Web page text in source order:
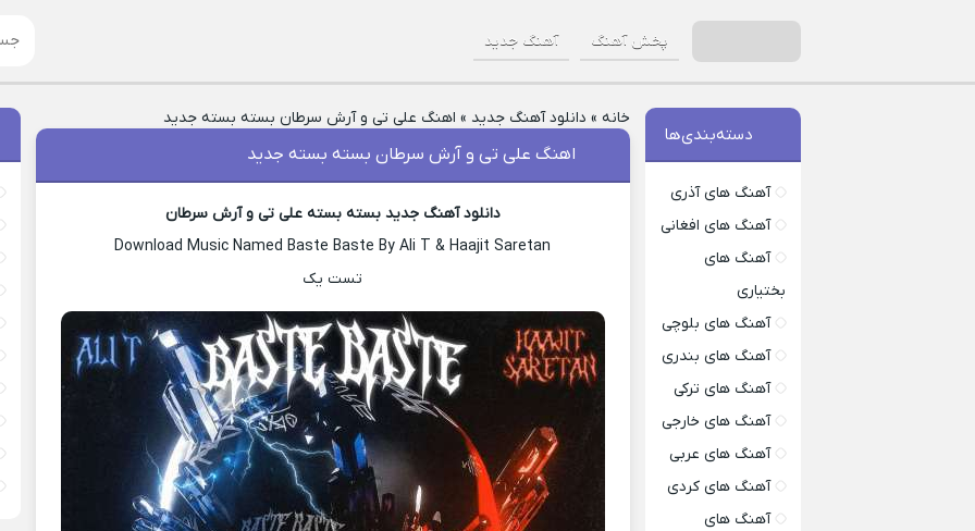
پخش آهنگ آهنگ جدید
خانه » دانلود آهنگ جدید » اهنگ علی تی و آرش سرطان بسته بسته جدید
اهنگ علی تی و آرش سرطان بسته بسته جدید
دانلود آهنگ جدید بسته بسته علی تی و آرش سرطان
Download Music Named Baste Baste By Ali T & Haajit Saretan
تست یک
دسته‌بندی‌ها
آهنگ های آذری
آهنگ های افغانی
آهنگ های
بختیاری
آهنگ های بلوچی
آهنگ های بندری
آهنگ های ترکی
آهنگ های خارجی
آهنگ های عربی
آهنگ های کردی
آهنگ های